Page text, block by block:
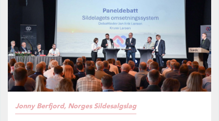
Jonny Berfjord, Norges Sildesalgslag